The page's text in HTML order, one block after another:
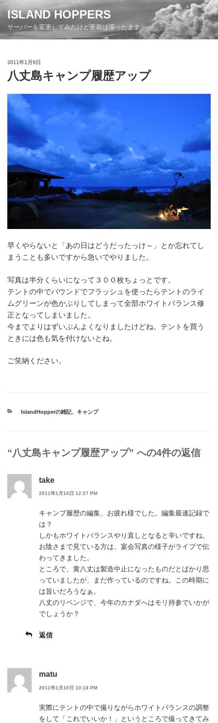
ン
ン
ISLAND HOPPERS
サーバーを変更してみたけど更新は滞ったまま
投
稿
日:
2011年1月9日
八丈島キャンプ履歴アップ
早くやらないと「あの日はどうだったっけ～」とか忘れてし
まうことも多いですから急いでやりました。
写真は半分くらいになって３００枚ちょっとです。
テントの中でバウンドでフラッシュを使ったらテントのライ
ムグリーンが色かぶりしてしまって全部ホワイトバランス修
正となってしまいました。
今までよりはずいぶんよくなりましたけどね。テントを買う
ときには色も気を付けないとね。
ご笑納ください。
カ
IslandHopperの雑記、 キャンプ
“八丈島キャンプ履歴アップ” への4件の返信
take
2011年1月10日 12:27 PM
キャンプ履歴の編集、お疲れ様でした。編集最速記録で
は？
しかもホワイトバランスやり直しとなると辛いですね。
お陰さまで見ている方は、宴会写真の様子がライブで伝
わってきました。
ところで、黄八丈は製造中止になったものだとばかり思
っていましたが、まだ作っているのですね。この時期に
は旨いだろうなぁ。
八丈のリベンジで、今年のカナダへはモリ持参でいかが
でしょうか？
返信
matu
2011年1月10日 10:18 PM
実際にテントの中で撮りながらホワイトバランスの調整
をして「これでいいか！」というところで撮ってきてみ